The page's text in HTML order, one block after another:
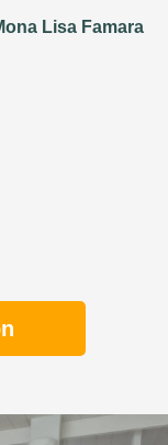
Lisa Famara